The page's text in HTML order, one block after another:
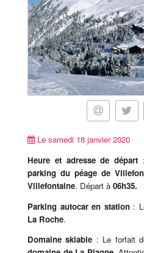
Le samedi 18 janvier 2020
Heure et adresse de départ
parking du péage de
Villefontaine. Départ à 06h35.
Parking autocar en station :
La Roche.
Domaine skiable : Le forfait